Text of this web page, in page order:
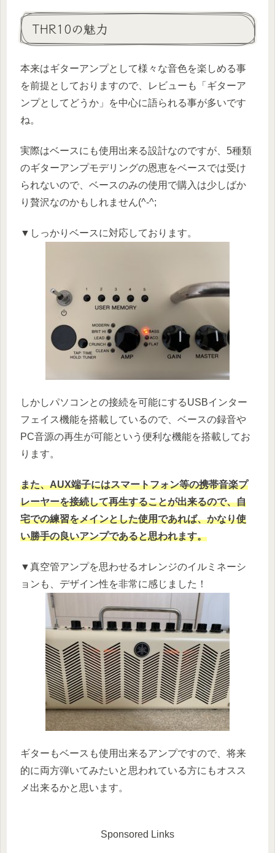
THR10の魅力
本来はギターアンプとして様々な音色を楽しめる事
を前提としておりますので、レビューも「ギターア
ンプとしてどうか」を中心に語られる事が多いです
ね。
実際はベースにも使用出来る設計なのですが、5種類
のギターアンプモデリングの恩恵をベースでは受け
られないので、ベースのみの使用で購入は少しばか
り贅沢なのかもしれません(^-^;
▼しっかりベースに対応しております。
しかしパソコンとの接続を可能にするUSBインター
フェイス機能を搭載しているので、ベースの録音や
PC音源の再生が可能という便利な機能を搭載してお
ります。
また、AUX端子にはスマートフォン等の携帯音楽プ
レーヤーを接続して再生することが出来るので、自
宅での練習をメインとした使用であれば、かなり使
い勝手の良いアンプであると思われます。
▼真空管アンプを思わせるオレンジのイルミネーシ
ョンも、デザイン性を非常に感じました！
ギターもベースも使用出来るアンプですので、将来
的に両方弾いてみたいと思われている方にもオスス
メ出来るかと思います。
Sponsored Links